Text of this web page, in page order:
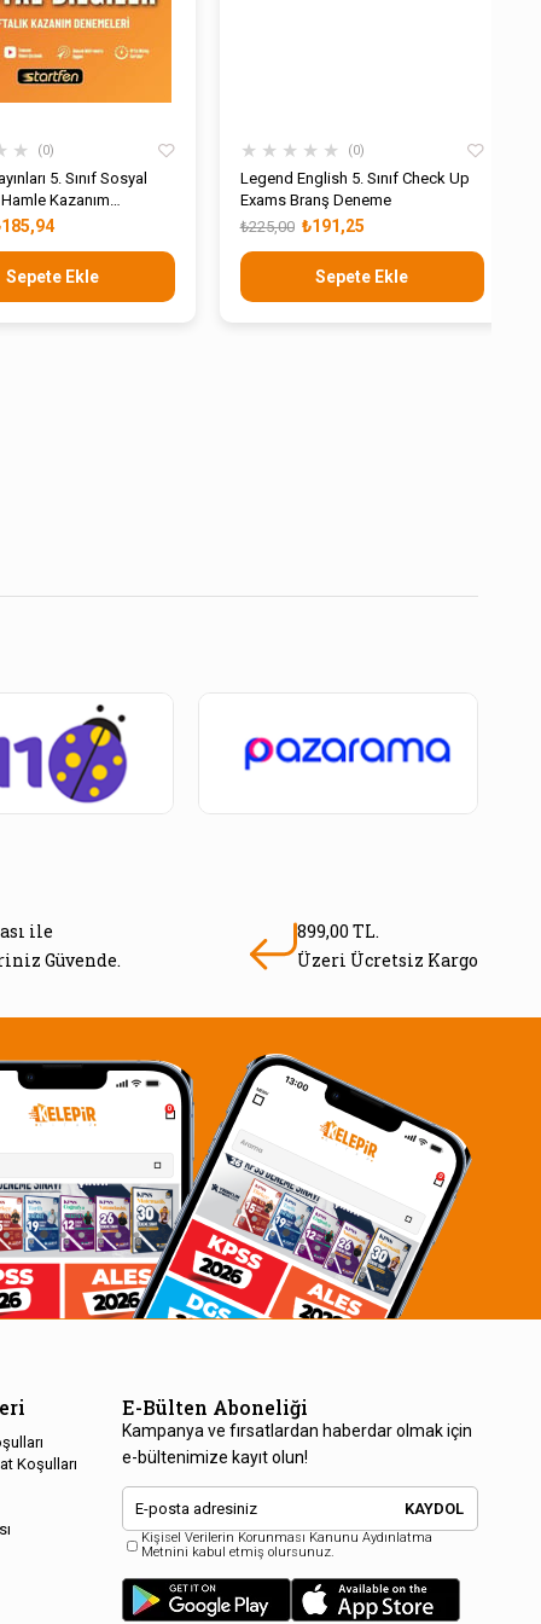
★ 0
5. Sınıf Sosyal
Kazanım
Sepete Ekle
★ ★ ★ ★ ★ 0
Legend English 5. Sınıf Check Up
Exams Branş Deneme
₺191,25
₺225,00
Sepete Ekle
ile
Güvende.
899,00 TL.
Üzeri Ücretsiz Kargo
Koşulları
E-Bülten Aboneliği
Kampanya ve fırsatlardan haberdar olmak için
e-bültenimize kayıt olun!
KAYDOL
Kişisel Verilerin Korunması Kanunu Aydınlatma
Metnini kabul etmiş olursunuz.